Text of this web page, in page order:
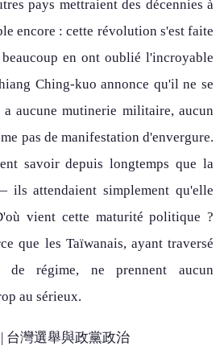
pays mettraient des décennies à
encore : cette révolution s'est faite
en ont oublié l'incroyable
Ching-kuo annonce qu'il ne se
aucune mutinerie militaire, aucun
pas de manifestation d'envergure.
savoir depuis longtemps que la
ils attendaient simplement qu'elle
vient cette maturité politique ?
que les Taïwanais, ayant traversé
de régime, ne prennent aucun
au sérieux.
台灣選舉與政黨政治